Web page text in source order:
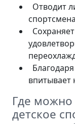
Отводит
впитывает
Где можно
детское